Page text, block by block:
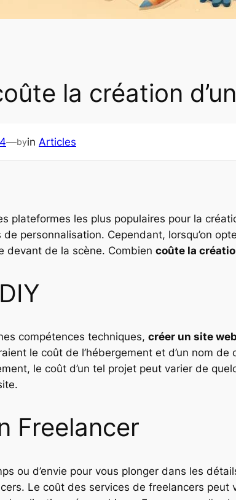
la création
—byin Articles
plateformes les plus populaires pour la
personnalisation. Cependant, lorsqu’on
devant de la scène. Combien coûte la
compétences techniques, créer un site
le coût de l’hébergement et d’un nom
le coût d’un tel projet peut varier de
Freelancer
ou d’envie pour vous plonger dans les
Le coût des services de freelancers